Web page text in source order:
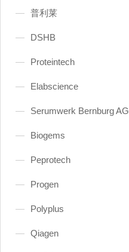
普利莱
DSHB
Proteintech
Elabscience
Serumwerk Bernburg AG
Biogems
Peprotech
Progen
Polyplus
Qiagen